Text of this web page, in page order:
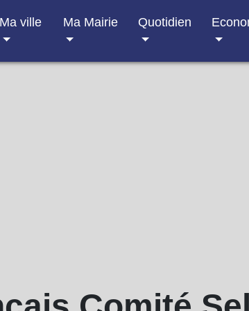
Ma ville Ma Mairie Quotidien